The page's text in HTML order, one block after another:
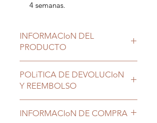
4 semanas.
INFORMACIoN DEL
PRODUCTO
Mesa Ziva Baja Las Mesitas Ziva
tienen un bello acabado en madera
con la durabilidad y ligereza de la
fibra de vidrio. De tamaño ideal
POLiTICA DE DEVOLUCIoN
Y REEMBOLSO
devolucion, se cobra una
INFORMACIoN DE COMPRA